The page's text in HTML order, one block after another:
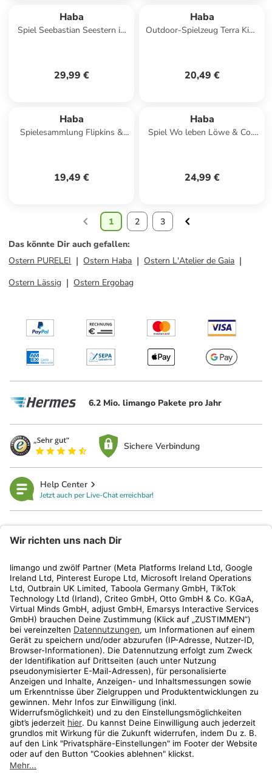
Haba
Spiel Seebastian Seestern in
29,99 €
Haba
Outdoor-Spielzeug Terra Kids
20,49 €
Haba
Spielesammlung Flipkins &
19,49 €
Haba
Spiel Wo leben Löwe & Co.?
24,99 €
1 2
3
Das könnte Dir auch gefallen:
Ostern PURELEI
Ostern Haba
Ostern L'Atelier de Gaia
Ostern Lässig
Ostern Ergobag
6.2 Mio. limango Pakete pro Jahr
Sichere Verbindung
Help Center
Jetzt auch per Live-Chat erreichbar!
Kundenservice
Shop
Aktionen
Travel